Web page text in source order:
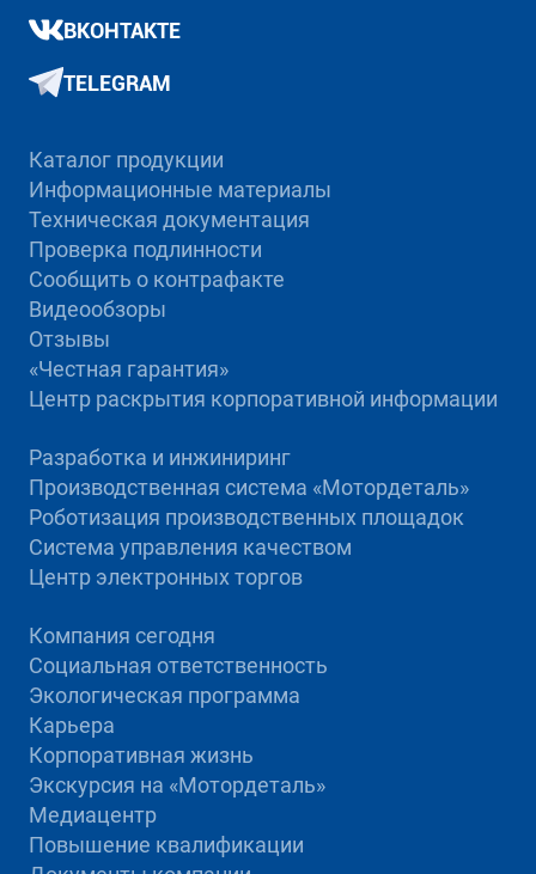
ВКОНТАКТЕ
TELEGRAM
Каталог продукции
Информационные материалы
Техническая документация
Проверка подлинности
Сообщить о контрафакте
Видеообзоры
Отзывы
«Честная гарантия»
Центр раскрытия корпоративной информации
Разработка и инжиниринг
Производственная система «Mотордеталь»
Роботизация производственных площадок
Система управления качеством
Центр электронных торгов
Компания сегодня
Социальная ответственность
Экологическая программа
Карьера
Корпоративная жизнь
Экскурсия на «Мотордеталь»
Медиацентр
Повышение квалификации